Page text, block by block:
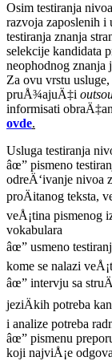
Osim testiranja
razvoja zaposlenih i
testiranja znanja
selekcije kandidata
neophodnog znanja
Za ovu vrstu
pruÅ¾ajuÄ‡i
informisati
ovde.
Usluga testiranja
âœ” pismeno
odreÄ‘ivanje nivoa
proÄitanog teksta,
veÅ¡tina pismenog
vokabulara
âœ” usmeno
kome se nalazi
âœ” intervju sa
jeziÄkih potreba
i analize potreba
âœ” pismenu
koji najviÅ¡e